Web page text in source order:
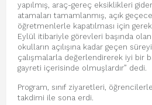
yapılmış, araç-gereç eksiklikleri
atamaları tamamlanmış, açık
öğretmenlerle kapatılması için
Eylül itibariyle görevleri başında
okulların açılışına kadar geçen
çalışmalarla değerlendirerek iyi bir
gayreti içerisinde olmuşlardır” dedi.
Program, sınıf ziyaretleri,
takdimi ile sona erdi.